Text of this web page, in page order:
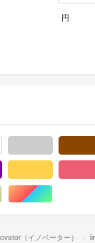
円
系
ゴールド/金色系マルチカ
（イノベーター）